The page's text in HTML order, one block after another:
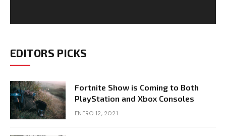
EDITORS PICKS
Fortnite Show is Coming to Both
PlayStation and Xbox Consoles
ENERO 12, 2021